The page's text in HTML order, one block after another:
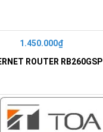
1.450.000₫
ROUTER RB260GSP